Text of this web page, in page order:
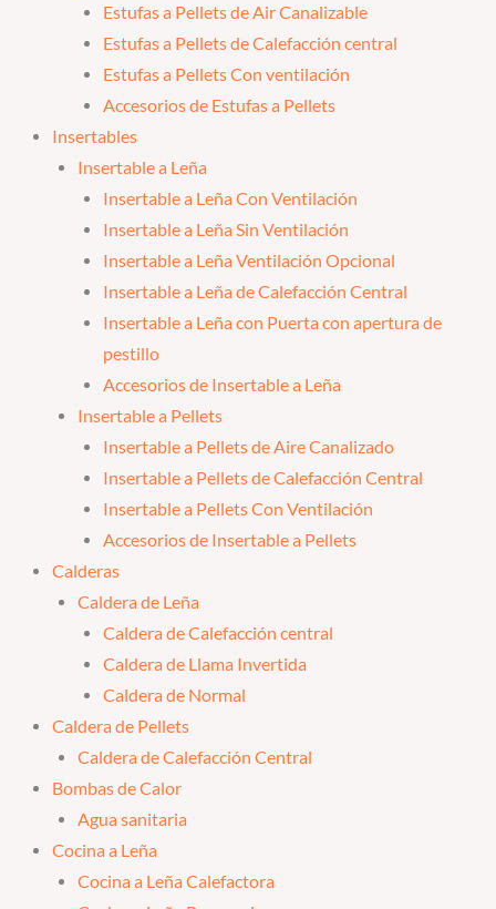
Estufas a Pellets de Air Canalizable
Estufas a Pellets de Calefacción central
Estufas a Pellets Con ventilación
Accesorios de Estufas a Pellets
Insertables
Insertable a Leña
Insertable a Leña Con Ventilación
Insertable a Leña Sin Ventilación
Insertable a Leña Ventilación Opcional
Insertable a Leña de Calefacción Central
Insertable a Leña con Puerta con apertura de
pestillo
Accesorios de Insertable a Leña
Insertable a Pellets
Insertable a Pellets de Aire Canalizado
Insertable a Pellets de Calefacción Central
Insertable a Pellets Con Ventilación
Accesorios de Insertable a Pellets
Calderas
Caldera de Leña
Caldera de Calefacción central
Caldera de Llama Invertida
Caldera de Normal
Caldera de Pellets
Caldera de Calefacción Central
Bombas de Calor
Agua sanitaria
Cocina a Leña
Cocina a Leña Calefactora